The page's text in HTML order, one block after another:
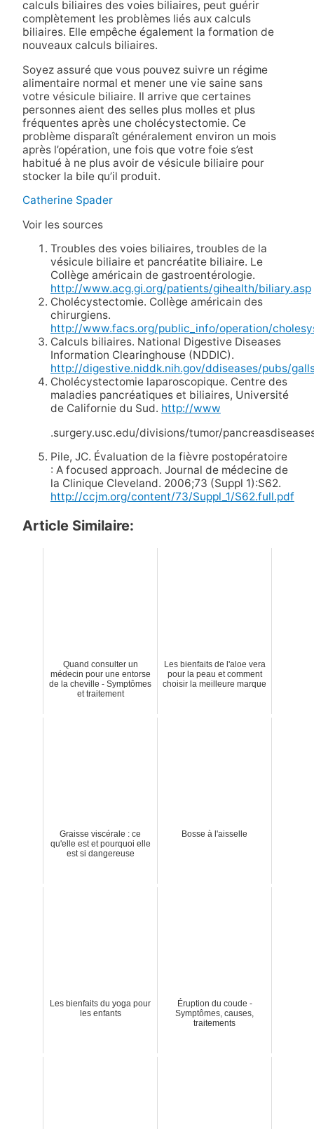
calculs biliaires des voies biliaires, peut guérir
complètement les problèmes liés aux calculs
biliaires. Elle empêche également la formation de
nouveaux calculs biliaires.
Soyez assuré que vous pouvez suivre un régime
alimentaire normal et mener une vie saine sans
votre vésicule biliaire. Il arrive que certaines
personnes aient des selles plus molles et plus
fréquentes après une cholécystectomie. Ce
problème disparaît généralement environ un mois
après l’opération, une fois que votre foie s’est
habitué à ne plus avoir de vésicule biliaire pour
stocker la bile qu’il produit.
Catherine Spader
Voir les sources
Troubles des voies biliaires, troubles de la
vésicule biliaire et pancréatite biliaire. Le
Collège américain de gastroentérologie.
http://www.acg.gi.org/patients/gihealth/biliary.asp
Cholécystectomie. Collège américain des
chirurgiens.
http://www.facs.org/public_info/operation/
Calculs biliaires. National Digestive Diseases
Information Clearinghouse (NDDIC).
http://digestive.niddk.nih.gov/ddiseases/pubs/
Cholécystectomie laparoscopique. Centre des
maladies pancréatiques et biliaires, Université
de Californie du Sud. http://www
.surgery.usc.edu/divisions/tumor/
Pile, JC. Évaluation de la fièvre postopératoire
: A focused approach. Journal de médecine de
la Clinique Cleveland. 2006;73 (Suppl 1):S62.
http://ccjm.org/content/73/Suppl_1/S62.full.pdf
Article Similaire:
Quand consulter un
médecin pour une entorse
de la cheville - Symptômes
et traitement
Les bienfaits de l'aloe vera
pour la peau et comment
choisir la meilleure marque
Graisse viscérale : ce
qu'elle est et pourquoi elle
est si dangereuse
Bosse à l'aisselle
Les bienfaits du yoga pour
les enfants
Éruption du coude -
Symptômes, causes,
traitements